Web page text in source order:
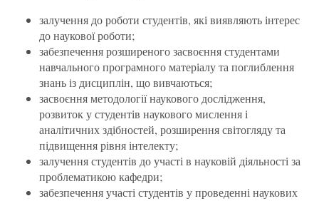
залучення до роботи студентів, які виявляють інтерес
до наукової роботи;
забезпечення розширеного засвоєння студентами
навчального програмного матеріалу та поглиблення
знань із дисциплін, що вивчаються;
засвоєння методології наукового дослідження,
розвиток у студентів наукового мислення і
аналітичних здібностей, розширення світогляду та
підвищення рівня інтелекту;
залучення студентів до участі в науковій діяльності за
проблематикою кафедри;
забезпечення участі студентів у проведенні наукових